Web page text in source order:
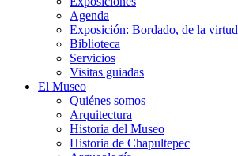
Agenda
Exposición: Bordado, de la virtud
Biblioteca
Servicios
Visitas guiadas
El Museo
Quiénes somos
Arquitectura
Historia del Museo
Historia de Chapultepec